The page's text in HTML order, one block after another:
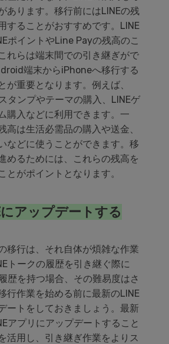
あります。移行前にはLINEの残
することがおすすめです。LINE
ポイントやLine Payの残高のこ
れらは端末間での引き継ぎがで
端末からiPhoneへ移行する
が重要となります。例えば、
タンプやテーマの購入、LINEゲ
購入などに利用できます。一
高は生活必需品の購入や送金、
などに使うことができます。移
めるためには、これらの残高を
とがポイントとなります。
アップデートする
移行は、それ自体が煩雑な作業
トークの履歴を引き継ぐ際に
歴を持つ場合、その難易度はさ
行作業を始める前に最新のLINE
ートをしておきましょう。最新
アプリにアップデートすること
活用し、引き継ぎ作業をよりス